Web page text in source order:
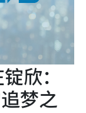
欣：
梦之